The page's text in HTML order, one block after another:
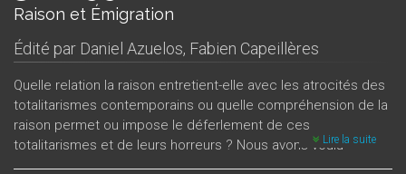
Raison et Émigration
Édité par Daniel Azuelos, Fabien Capeillères
Quelle relation la raison entretient-elle avec les atrocités des
totalitarismes contemporains ou quelle compréhension de la
raison permet ou impose le déferlement de ces
totalitarismes et de leurs horreurs ? Nous avons voulu
brosser ici un tableau général des réinterprétations de la
Lire la suite